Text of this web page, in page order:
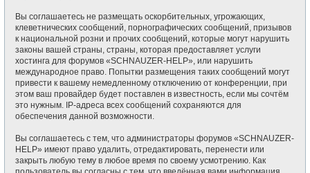
Вы соглашаетесь не размещать оскорбительных, угрожающих,
клеветнических сообщений, порнографических сообщений, призывов
к национальной розни и прочих сообщений, которые могут нарушить
законы вашей страны, страны, которая предоставляет услуги
хостинга для форумов «SCHNAUZER-HELP», или нарушить
международное право. Попытки размещения таких сообщений могут
привести к вашему немедленному отключению от конференции, при
этом ваш провайдер будет поставлен в известность, если мы сочтём
это нужным. IP-адреса всех сообщений сохраняются для
обеспечения данной возможности.
Вы соглашаетесь с тем, что администраторы форумов «SCHNAUZER-
HELP» имеют право удалить, отредактировать, перенести или
закрыть любую тему в любое время по своему усмотрению. Как